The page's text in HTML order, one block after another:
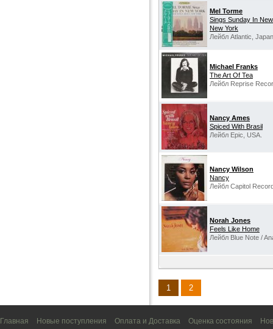
Mel Torme
Sings Sunday In
New York
Лейбл Atlantic,
Michael Franks
The Art Of Tea
Лейбл Reprise
Nancy Ames
Spiced With Brasil
Лейбл Epic, USA.
Nancy Wilson
Nancy
Лейбл Capitol
Norah Jones
Feels Like Home
Лейбл Blue Note /
1 2
Главная Новые поступления Оплата и Доставка Оценка состояния